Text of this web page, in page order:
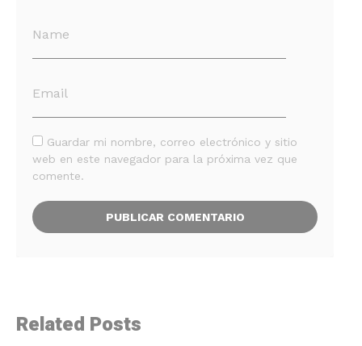
Guardar mi nombre, correo electrónico y sitio
web en este navegador para la próxima vez que
comente.
Related Posts